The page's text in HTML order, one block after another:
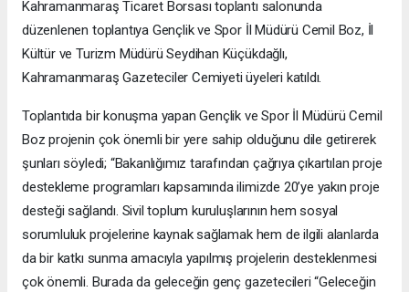
Kahramanmaraş Ticaret Borsası toplantı salonunda
düzenlenen toplantıya Gençlik ve Spor İl Müdürü Cemil Boz, İl
Kültür ve Turizm Müdürü Seydihan Küçükdağlı,
Kahramanmaraş Gazeteciler Cemiyeti üyeleri katıldı.
Toplantıda bir konuşma yapan Gençlik ve Spor İl Müdürü Cemil
Boz projenin çok önemli bir yere sahip olduğunu dile getirerek
şunları söyledi; “Bakanlığımız tarafından çağrıya çıkartılan proje
destekleme programları kapsamında ilimizde 20’ye yakın proje
desteği sağlandı. Sivil toplum kuruluşlarının hem sosyal
sorumluluk projelerine kaynak sağlamak hem de ilgili alanlarda
da bir katkı sunma amacıyla yapılmış projelerin desteklenmesi
çok önemli. Burada da geleceğin genç gazetecileri “Geleceğin